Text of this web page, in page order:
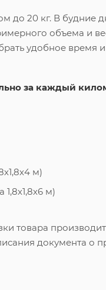
до 20 кг. В будние
объема и
удобное время и
за каждый
м)
м)
товара
документа о